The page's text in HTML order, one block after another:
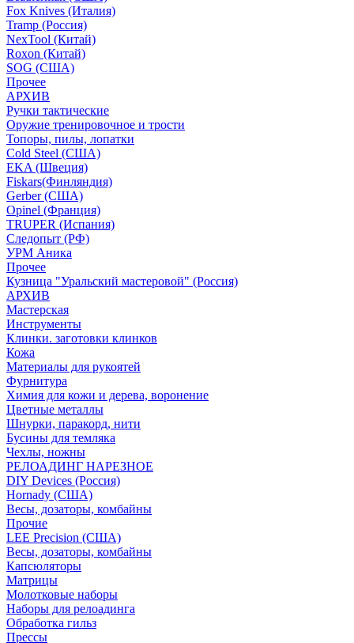
Fox Knives (Италия)
Tramp (Россия)
NexTool (Китай)
Roxon (Китай)
SOG (США)
Прочее
АРХИВ
Ручки тактические
Оружие тренировочное и трости
Топоры, пилы, лопатки
Cold Steel (США)
EKA (Швеция)
Fiskars(Финляндия)
Gerber (США)
Opinel (Франция)
TRUPER (Испания)
Следопыт (РФ)
УРМ Аника
Прочее
Кузница "Уральский мастеровой" (Россия)
АРХИВ
Мастерская
Инструменты
Клинки. заготовки клинков
Кожа
Материалы для рукоятей
Фурнитура
Химия для кожи и дерева, воронение
Цветные металлы
Шнурки, паракорд, нити
Бусины для темляка
Чехлы, ножны
РЕЛОАДИНГ НАРЕЗНОЕ
DIY Devices (Россия)
Hornady (США)
Весы, дозаторы, комбайны
Прочие
LEE Precision (США)
Весы, дозаторы, комбайны
Капсюляторы
Матрицы
Молотковые наборы
Наборы для релоадинга
Обработка гильз
Преcсы